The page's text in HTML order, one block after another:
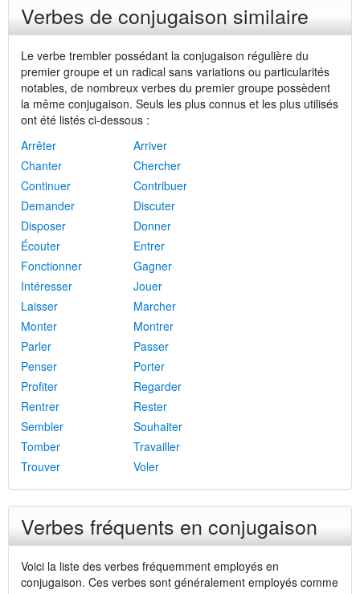
Verbes de conjugaison similaire
Le verbe trembler possédant la conjugaison régulière du
premier groupe et un radical sans variations ou particularités
notables, de nombreux verbes du premier groupe possèdent
la même conjugaison. Seuls les plus connus et les plus utilisés
ont été listés ci-dessous :
Arrêter
Arriver
Chanter
Chercher
Continuer
Contribuer
Demander
Discuter
Disposer
Donner
Écouter
Entrer
Fonctionner
Gagner
Intéresser
Jouer
Laisser
Marcher
Monter
Montrer
Parler
Passer
Penser
Porter
Profiter
Regarder
Rentrer
Rester
Sembler
Souhaiter
Tomber
Travailler
Trouver
Voler
Verbes fréquents en conjugaison
Voici la liste des verbes fréquemment employés en
conjugaison. Ces verbes sont généralement employés comme